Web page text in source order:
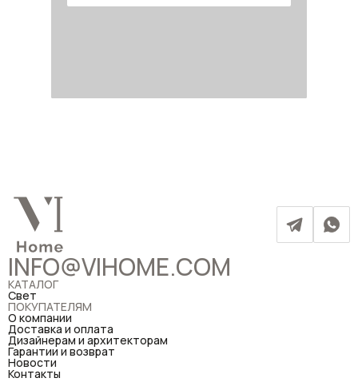
INFO@VIHOME.COM
КАТАЛОГ
Свет
ПОКУПАТЕЛЯМ
О компании
Доставка и оплата
Дизайнерам и архитекторам
Гарантии и возврат
Новости
Контакты